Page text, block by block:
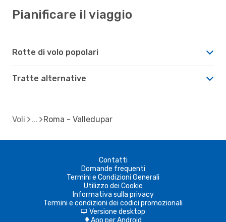
Pianificare il viaggio
Rotte di volo popolari
Tratte alternative
Voli Roma - Valledupar
Contatti
Domande frequenti
Termini e Condizioni Generali
Utilizzo dei Cookie
Informativa sulla privacy
Termini e condizioni dei codici promozionali
d Versione desktop
A App per Android